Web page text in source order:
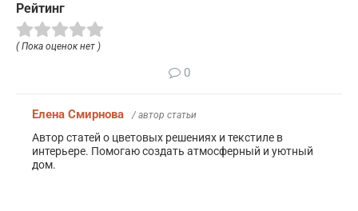
Рейтинг
( Пока оценок нет )
0
Елена Смирнова / автор статьи
Автор статей о цветовых решениях и текстиле в
интерьере. Помогаю создать атмосферный и уютный
дом.